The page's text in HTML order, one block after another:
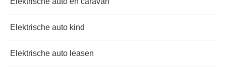
Elektrische auto kind
Elektrische auto leasen